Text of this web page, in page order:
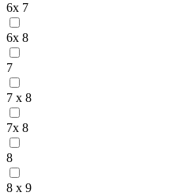
6x 7
6x 8
7
7 x 8
7x 8
8
8 x 9